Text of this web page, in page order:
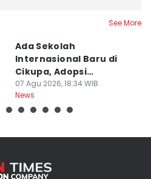
See More
Ada Sekolah
Internasional Baru di
Cikupa, Adopsi
Kurikulum Singapura
07 Agu 2026, 18:34 WIB
News